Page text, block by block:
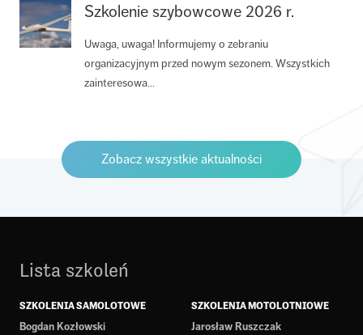
Szkolenie szybowcowe 2026 r.
Uwaga, uwaga! Informujemy o zebraniu
organizacyjnym przed nowym sezonem. Wszystkich
zainteresowa...
Zobacz wszystkie aktualności
Lista szkoleń
SZKOLENIA SAMOLOTOWE
Bogdan Kozłowski
SZKOLENIA MOTOLOTNIOWE
Jarosław Ruszczak